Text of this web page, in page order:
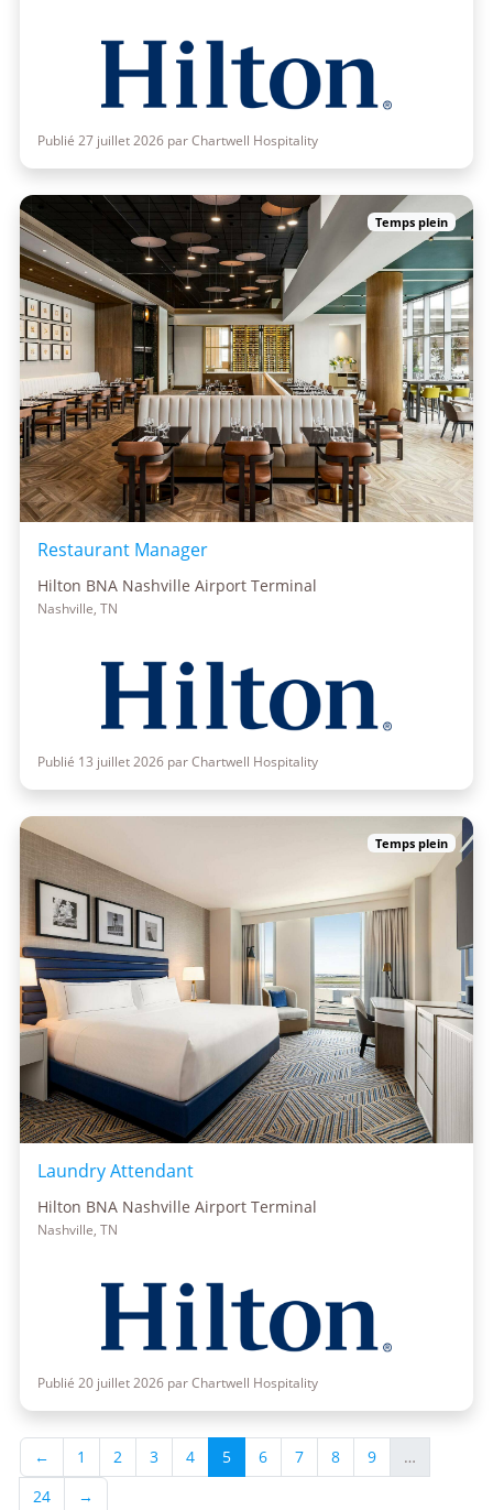
Publié 27 juillet 2026 par Chartwell Hospitality
Temps plein
Restaurant Manager
Hilton BNA Nashville Airport Terminal
Nashville, TN
Publié 13 juillet 2026 par Chartwell Hospitality
Temps plein
Laundry Attendant
Hilton BNA Nashville Airport Terminal
Nashville, TN
Publié 20 juillet 2026 par Chartwell Hospitality
← 1 2 3 4 5 6 7 8 9
…
24
→